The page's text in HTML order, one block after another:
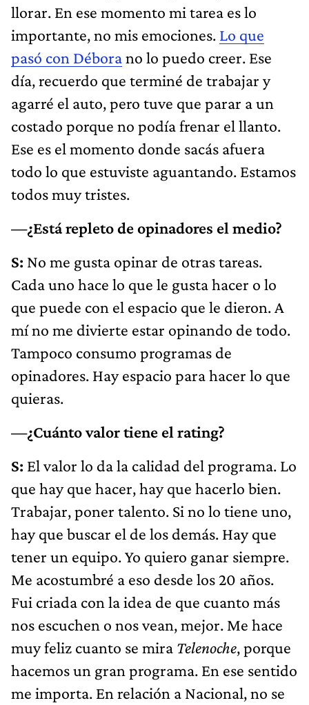
llorar. En ese momento mi tarea es lo
importante, no mis emociones. Lo que
pasó con Déborano lo puedo creer. Ese
día, recuerdo que terminé de trabajar y
agarré el auto, pero tuve que parar a un
costado porque no podía frenar el llanto.
Ese es el momento donde sacás afuera
todo lo que estuviste aguantando. Estamos
todos muy tristes.
—¿Está repleto de opinadores el medio?
S: No me gusta opinar de otras tareas.
Cada uno hace lo que le gusta hacer o lo
que puede con el espacio que le dieron. A
mí no me divierte estar opinando de todo.
Tampoco consumo programas de
opinadores. Hay espacio para hacer lo que
quieras.
—¿Cuánto valor tiene el rating?
S: El valor lo da la calidad del programa. Lo
que hay que hacer, hay que hacerlo bien.
Trabajar, poner talento. Si no lo tiene uno,
hay que buscar el de los demás. Hay que
tener un equipo. Yo quiero ganar siempre.
Me acostumbré a eso desde los 20 años.
Fui criada con la idea de que cuanto más
nos escuchen o nos vean, mejor. Me hace
muy feliz cuanto se mira Telenoche, porque
hacemos un gran programa. En ese sentido
me importa. En relación a Nacional, no se